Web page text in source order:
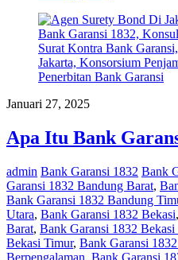
Januari 27, 2025
Apa Itu Bank
admin Bank Garansi 1832 Bank
Garansi 1832 Bandung Barat,
Bank Garansi 1832 Bandung
Utara, Bank Garansi 1832 Bekasi,
Barat, Bank Garansi 1832 Bekasi
Bekasi Timur, Bank Garansi
Berpengalaman, Bank Garansi